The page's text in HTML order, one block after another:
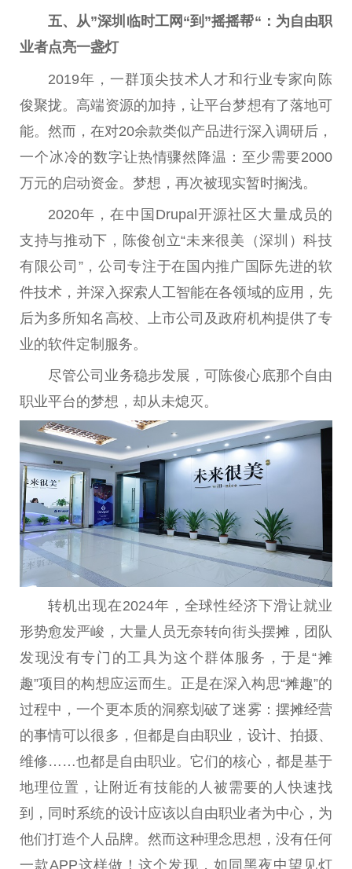
五、从”深圳临时工网“到”摇摇帮“：为自由职
业者点亮一盏灯
2019年，一群顶尖技术人才和行业专家向陈
俊聚拢。高端资源的加持，让平台梦想有了落地可
能。然而，在对20余款类似产品进行深入调研后，
一个冰冷的数字让热情骤然降温：至少需要2000
万元的启动资金。梦想，再次被现实暂时搁浅。
2020年，在中国Drupal开源社区大量成员的
支持与推动下，陈俊创立“未来很美（深圳）科技
有限公司”，公司专注于在国内推广国际先进的软
件技术，并深入探索人工智能在各领域的应用，先
后为多所知名高校、上市公司及政府机构提供了专
业的软件定制服务。
尽管公司业务稳步发展，可陈俊心底那个自由
职业平台的梦想，却从未熄灭。
转机出现在2024年，全球性经济下滑让就业
形势愈发严峻，大量人员无奈转向街头摆摊，团队
发现没有专门的工具为这个群体服务，于是“摊
趣”项目的构想应运而生。正是在深入构思“摊趣”的
过程中，一个更本质的洞察划破了迷雾：摆摊经营
的事情可以很多，但都是自由职业，设计、拍摄、
维修……也都是自由职业。它们的核心，都是基于
地理位置，让附近有技能的人被需要的人快速找
到，同时系统的设计应该以自由职业者为中心，为
他们打造个人品牌。然而这种理念思想，没有任何
一款APP这样做！这个发现，如同黑夜中望见灯